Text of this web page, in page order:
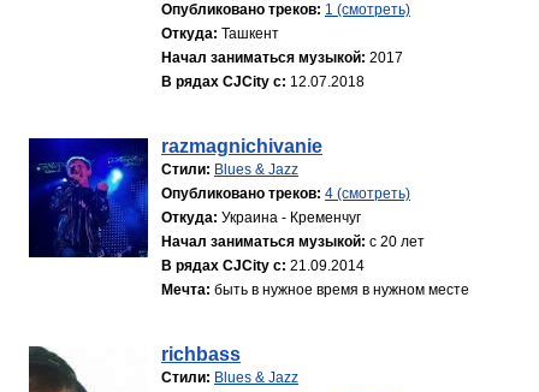
Опубликовано треков: 1 (смотреть)
Откуда: Ташкент
Начал заниматься музыкой: 2017
В рядах CJCity с: 12.07.2018
razmagnichivanie
Стили: Blues & Jazz
Опубликовано треков: 4 (смотреть)
Откуда: Украина - Кременчуг
Начал заниматься музыкой: с 20 лет
В рядах CJCity с: 21.09.2014
Мечта: быть в нужное время в нужном месте
richbass
Стили: Blues & Jazz